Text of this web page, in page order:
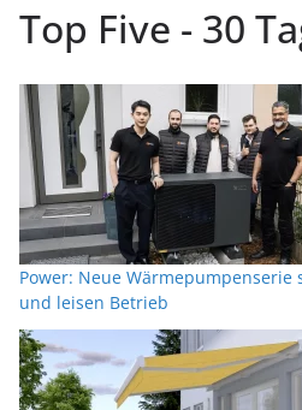
Top Five - 30
Power: Neue Wärmepumpenserie
und leisen Betrieb